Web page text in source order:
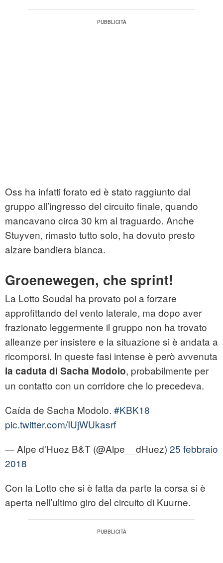
Oss ha infatti forato ed è stato raggiunto dal
gruppo all’ingresso del circuito finale, quando
mancavano circa 30 km al traguardo. Anche
Stuyven, rimasto tutto solo, ha dovuto presto
alzare bandiera bianca.
Groenewegen, che sprint!
La Lotto Soudal ha provato poi a forzare
approfittando del vento laterale, ma dopo aver
frazionato leggermente il gruppo non ha trovato
alleanze per insistere e la situazione si è andata a
ricomporsi. In queste fasi intense è però avvenuta
la caduta di Sacha Modolo, probabilmente per
un contatto con un corridore che lo precedeva.
Caída de Sacha Modolo. #KBK18
pic.twitter.com/IUjWUkasrf
— Alpe d'Huez B&T (@Alpe__dHuez) 25 febbraio
2018
Con la Lotto che si è fatta da parte la corsa si è
aperta nell’ultimo giro del circuito di Kuurne.